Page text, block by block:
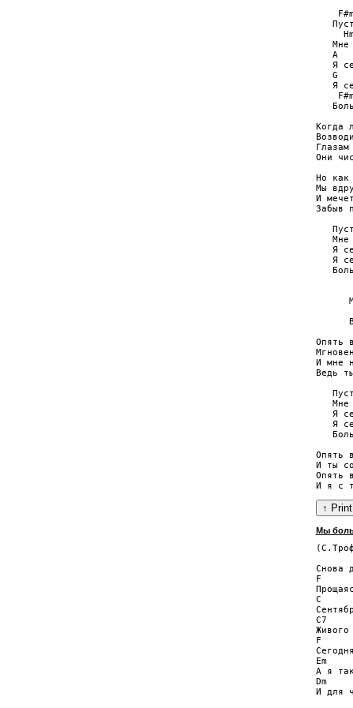
Мне
A
Я
G
Я
Когда
Они
Но
Мы
И
Забыв
Мне
Я
Я
Опять
И мне
Ведь
Мне
Я
Я
Опять
И ты
Опять
Мы
Снова
F
C
C7
F
Em
А я
Dm
И для